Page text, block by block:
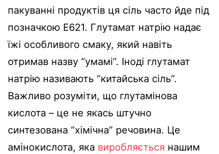
пакуванні продуктів ця сіль часто йде під
позначкою E621. Глутамат натрію надає
їжі особливого смаку, який навіть
отримав назву “умамі”. Іноді глутамат
натрію називають “китайська сіль”.
Важливо розуміти, що глутамінова
кислота – це не якась штучно
синтезована “хімічна” речовина. Це
амінокислота, яка виробляється нашим